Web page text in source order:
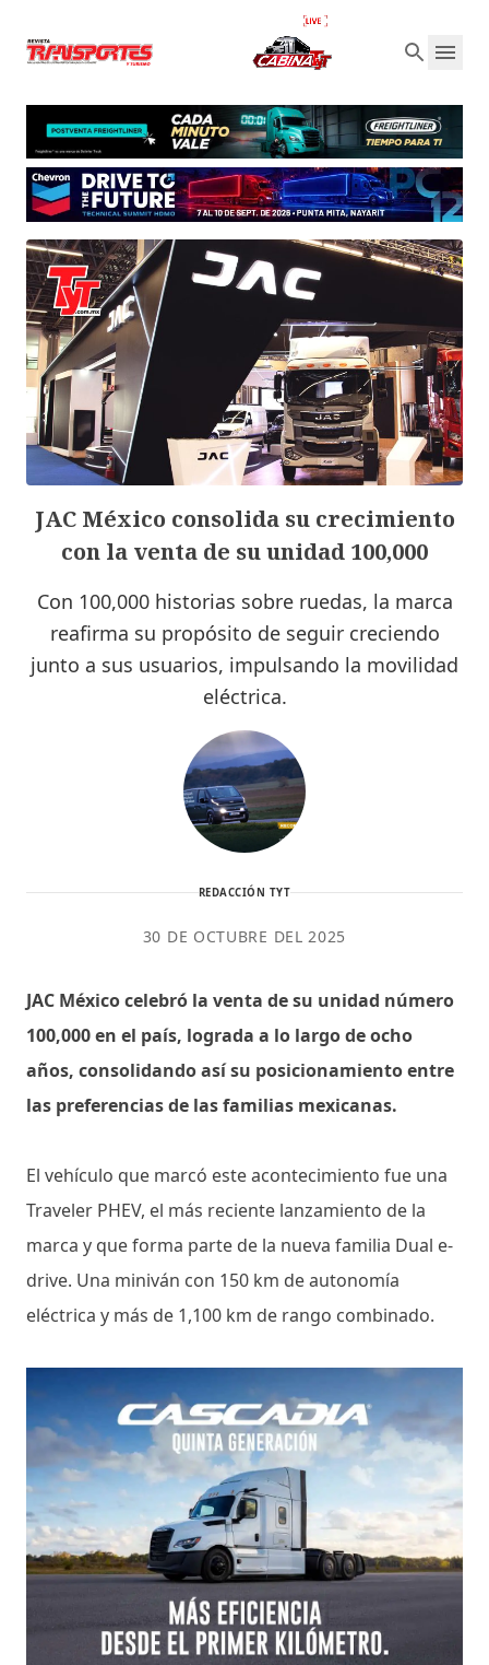
JAC México consolida su crecimiento
con la venta de su unidad 100,000
Con 100,000 historias sobre ruedas, la marca
reafirma su propósito de seguir creciendo
junto a sus usuarios, impulsando la movilidad
eléctrica.
REDACCIÓN TYT
30 DE OCTUBRE DEL 2025
JAC México celebró la venta de su unidad número
100,000 en el país, lograda a lo largo de ocho
años, consolidando así su posicionamiento entre
las preferencias de las familias mexicanas.
El vehículo que marcó este acontecimiento fue una
Traveler PHEV, el más reciente lanzamiento de la
marca y que forma parte de la nueva familia Dual e-
drive. Una miniván con 150 km de autonomía
eléctrica y más de 1,100 km de rango combinado.